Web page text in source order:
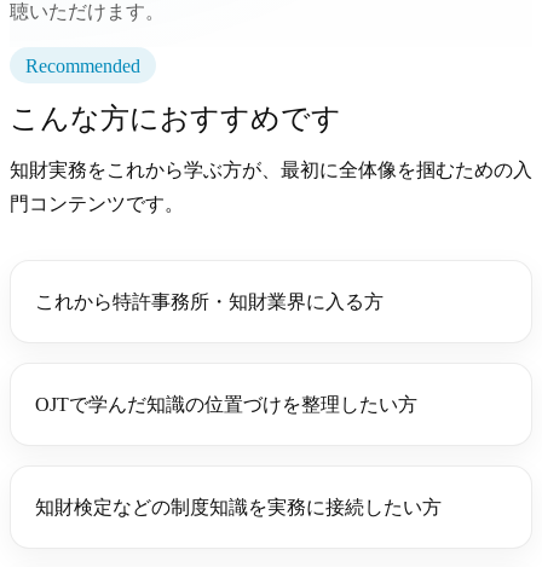
聴いただけます。
Recommended
こんな方におすすめです
知財実務をこれから学ぶ方が、最初に全体像を掴むための入
門コンテンツです。
これから特許事務所・知財業界に入る方
OJTで学んだ知識の位置づけを整理したい方
知財検定などの制度知識を実務に接続したい方